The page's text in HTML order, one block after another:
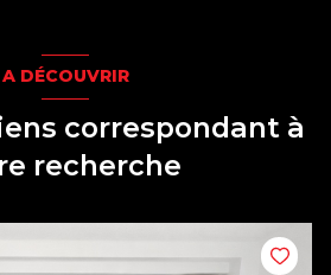
A DÉCOUVRIR
correspondant à
recherche